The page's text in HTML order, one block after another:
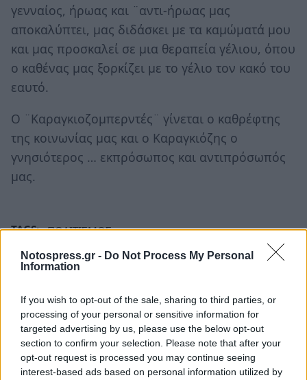
Notospress.gr - Do Not Process My Personal
Information
If you wish to opt-out of the sale, sharing to third parties, or
processing of your personal or sensitive information for
targeted advertising by us, please use the below opt-out
section to confirm your selection. Please note that after your
opt-out request is processed you may continue seeing
interest-based ads based on personal information utilized by
γενναίος, ήρωας και ¨αντι-ήρωας μας
αποκαλύπτει, μας διδάσκει με τα καμώματά μου
και μας προσκαλεί σε μια θεραπεία γέλιου, όπου
ο καθένας μας ξορκίζει με το γέλιο τον κακό του
εαυτό.
Ο ¨Καραγκιοζομπερντές¨ γίνεται ο καθρέφτης
της κοινωνίας μας και ο Καραγκιόζης ο
γνησιότερος … εκπρόσωπος και αντιπρόσωπός
μας.
TAGS: ΠΟΛΙΤΙΣΜΟΣ